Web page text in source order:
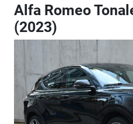
Alfa Romeo
(2023)